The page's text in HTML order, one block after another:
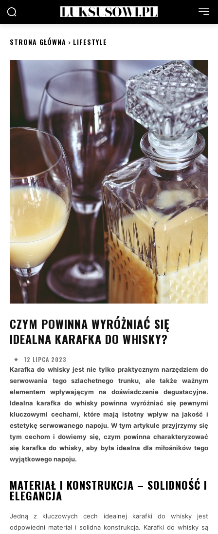
STRONA GŁÓWNA LIFESTYLE
CZYM POWINNA WYRÓŻNIAĆ SIĘ
IDEALNA KARAFKA DO WHISKY?
12 LIPCA 2023
Karafka do whisky jest nie tylko praktycznym narzędziem do
serwowania tego szlachetnego trunku, ale także ważnym
elementem wpływającym na doświadczenie degustacyjne.
Idealna karafka do whisky powinna wyróżniać się pewnymi
kluczowymi cechami, które mają istotny wpływ na jakość i
estetykę serwowanego napoju. W tym artykule przyjrzymy się
tym cechom i dowiemy się, czym powinna charakteryzować
się karafka do whisky, aby była idealna dla miłośników tego
wyjątkowego napoju.
MATERIAŁ I KONSTRUKCJA – SOLIDNOŚĆ I
ELEGANCJA
Jedną z kluczowych cech idealnej karafki do whisky jest
odpowiedni materiał i solidna konstrukcja. Karafki do whisky są